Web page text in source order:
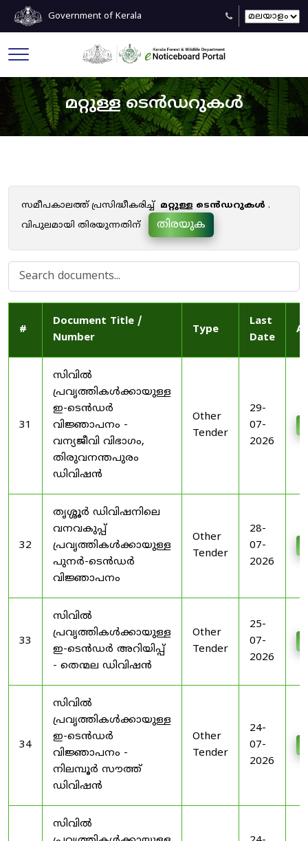
Government of Kerala
മറ്റുള്ള ടെൻഡറുകൾ
സമീപകാലത്ത് പ്രസിദ്ധീകരിച്ച് മറ്റുള്ള ടെൻഡറുകൾ .
വിപുലമായി തിരയുന്നതിന്
തിരയുക
#
Document Title /
Number
Type
Last
Date
31
സിവിൽ
പ്രവൃത്തികൾക്കായുള്ള
ഇ-ടെൻഡർ
വിജ്ഞാപനം -
വന്യജീവി വിഭാഗം,
തിരുവനന്തപുരം
ഡിവിഷൻ
Other
Tender
29-
07-
2026
32
തൃശ്ശൂർ ഡിവിഷനിലെ
വനവകുപ്പ്
പ്രവൃത്തികൾക്കായുള്ള
പുനർ-ടെൻഡർ
വിജ്ഞാപനം
Other
Tender
28-
07-
2026
33
സിവിൽ
പ്രവൃത്തികൾക്കായുള്ള
ഇ-ടെൻഡർ അറിയിപ്പ്
- തെന്മല ഡിവിഷൻ
Other
Tender
25-
07-
2026
34
സിവിൽ
പ്രവൃത്തികൾക്കായുള്ള
ഇ-ടെൻഡർ
വിജ്ഞാപനം -
നിലമ്പൂർ സൗത്ത്
ഡിവിഷൻ
Other
Tender
24-
07-
2026
സിവിൽ